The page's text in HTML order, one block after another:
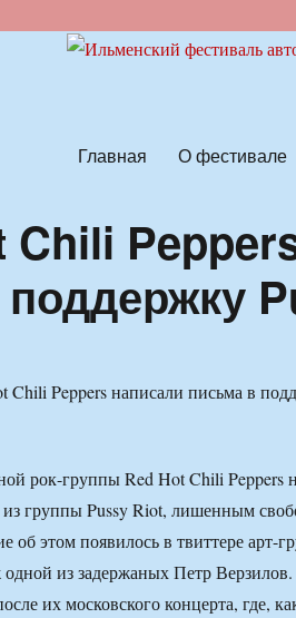
Главная О фестивале
рок-группы Red Hot Chili Peppers
группы Pussy Riot, лишенным
об этом появилось в твиттере арт-
из задержаных Петр
их московского концерта, где,